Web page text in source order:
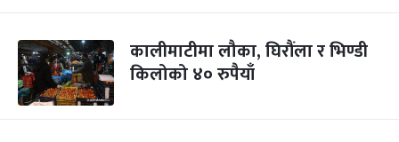
कालीमाटीमा लौका, घिरौंला र भिण्डी
किलोको ४० रुपैयाँ